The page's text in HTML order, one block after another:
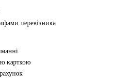
перевізника
карткою